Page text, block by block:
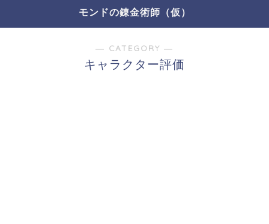
モンドの錬金術師（仮）
― CATEGORY ―
キャラクター評価